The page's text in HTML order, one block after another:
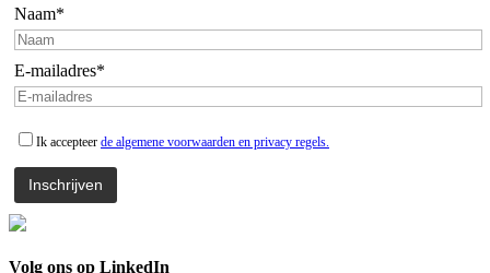
Naam*
E-mailadres*
Ik accepteer de algemene voorwaarden en privacy regels.
Volg ons op LinkedIn